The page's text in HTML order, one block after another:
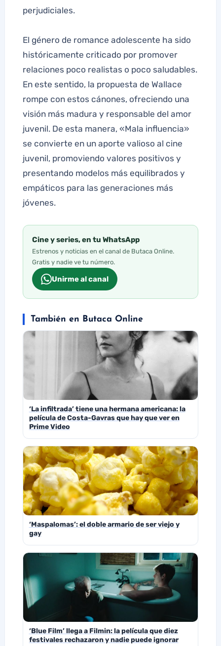
perjudiciales.
El género de romance adolescente ha sido
históricamente criticado por promover
relaciones poco realistas o poco saludables.
En este sentido, la propuesta de Wallace
rompe con estos cánones, ofreciendo una
visión más madura y responsable del amor
juvenil. De esta manera, «Mala influencia»
se convierte en un aporte valioso al cine
juvenil, promoviendo valores positivos y
presentando modelos más equilibrados y
empáticos para las generaciones más
jóvenes.
Cine y series, en tu WhatsApp
Estrenos y noticias en el canal de Butaca Online.
Gratis y nadie ve tu número.
Unirme al canal
También en Butaca Online
‘La infiltrada’ tiene una hermana americana: la
película de Costa-Gavras que hay que ver en
Prime Video
‘Maspalomas’: el doble armario de ser viejo y
gay
‘Blue Film’ llega a Filmin: la película que diez
festivales rechazaron y nadie puede ignorar